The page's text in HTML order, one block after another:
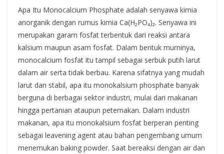
Apa Itu Monocalcium Phosphate adalah senyawa kimia
anorganik dengan rumus kimia Ca(H₂PO₄)₂. Senyawa ini
merupakan garam fosfat terbentuk dari reaksi antara
kalsium maupun asam fosfat. Dalam bentuk murninya,
monocalcium fosfat itu tampil sebagai serbuk putih larut
dalam air serta tidak berbau. Karena sifatnya yang mudah
larut dan stabil, apa itu monokalsium phosphate banyak
berguna di berbagai sektor industri, mulai dari makanan
hingga pertanian ataupun peternakan. Dalam industri
makanan, apa itu monokalsium fosfat berperan penting
sebagai leavening agent atau bahan pengembang umum
menemukan baking powder. Saat bereaksi dengan air dan